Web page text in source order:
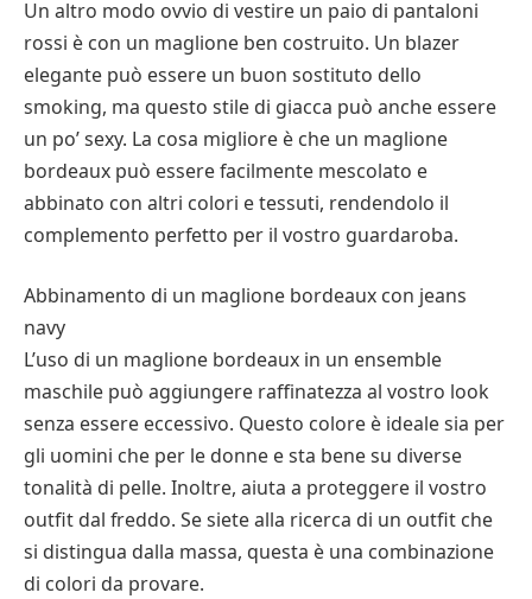
Un altro modo ovvio di vestire un paio di pantaloni
rossi è con un maglione ben costruito. Un blazer
elegante può essere un buon sostituto dello
smoking, ma questo stile di giacca può anche essere
un po’ sexy. La cosa migliore è che un maglione
bordeaux può essere facilmente mescolato e
abbinato con altri colori e tessuti, rendendolo il
complemento perfetto per il vostro guardaroba.
Abbinamento di un maglione bordeaux con jeans
navy
L’uso di un maglione bordeaux in un ensemble
maschile può aggiungere raffinatezza al vostro look
senza essere eccessivo. Questo colore è ideale sia per
gli uomini che per le donne e sta bene su diverse
tonalità di pelle. Inoltre, aiuta a proteggere il vostro
outfit dal freddo. Se siete alla ricerca di un outfit che
si distingua dalla massa, questa è una combinazione
di colori da provare.